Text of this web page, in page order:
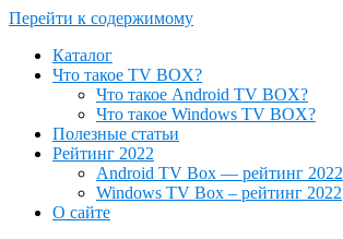
Перейти к содержимому
Каталог
Что такое TV BOX?
Что такое Android TV BOX?
Что такое Windows TV BOX?
Полезные статьи
Рейтинг 2022
Android TV Box — рейтинг 2022
Windows TV Box – рейтинг 2022
О сайте